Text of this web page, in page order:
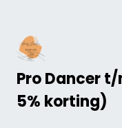
Pro Dancer
5% korting)